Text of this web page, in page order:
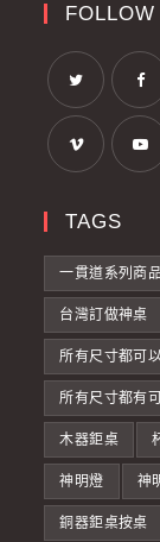
FOLLOW
TAGS
一貫道系列商品
台灣訂做神桌
所有尺寸都可
所有尺寸都有
木器鉅桌
神明燈 神
銅器鉅桌按桌